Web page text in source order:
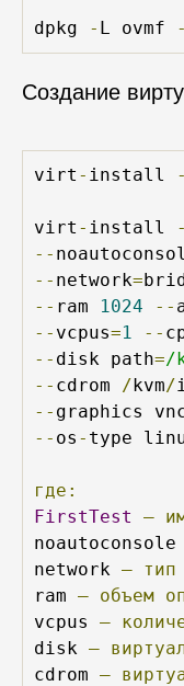
dpkg - L ovmf -
Создание
virt - install
virt - install -
--
-- network=
-- ram 1024 --
-- vcpus=1 --
-- disk path=/
-- cdrom /kvm/
-- graphics
-- os - type
где:
FirstTest
—
noautoconsole
network — тип
ram — объем
vcpus —
disk —
cdrom —